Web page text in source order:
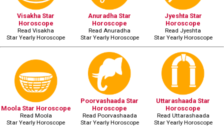
Visakha Star
Horoscope
Read Visakha
Star Yearly Horoscope
Anuradha Star
Horoscope
Read Anuradha
Star Yearly Horoscope
Jyeshta Star
Horoscope
Read Jyeshta
Star Yearly Horoscope
Moola Star Horoscope
Read Moola
Star Yearly Horoscope
Poorvashaada Star
Horoscope
Read Poorvashaada
Star Yearly Horoscope
Uttarashaada Star
Horoscope
Read Uttarashaada
Star Yearly Horoscope